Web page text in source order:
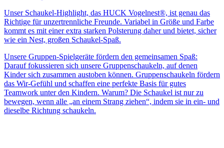
Unser Schaukel-Highlight, das HUCK Vogelnest®, ist genau das
Richtige für unzertrennliche Freunde. Variabel in Größe und Farbe
kommt es mit einer extra starken Polsterung daher und bietet, sicher
wie ein Nest, großen Schaukel-Spaß.
Unsere Gruppen-Spielgeräte fördern den gemeinsamen Spaß:
Darauf fokussieren sich unsere Gruppenschaukeln, auf denen
Kinder sich zusammen austoben können. Gruppenschaukeln fördern
das Wir-Gefühl und schaffen eine perfekte Basis für gutes
Teamwork unter den Kindern. Warum? Die Schaukel ist nur zu
bewegen, wenn alle „an einem Strang ziehen“, indem sie in ein- und
dieselbe Richtung schaukeln.